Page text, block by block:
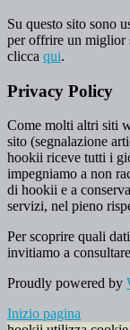
Su questo sito sono
per offrire un miglior
clicca qui.
Privacy Policy
Come molti altri siti
sito (segnalazione
hookii riceve tutti i
impegniamo a non
di hookii e a
servizi, nel pieno
Per scoprire quali
invitiamo a
Proudly powered by
Inizio pagina